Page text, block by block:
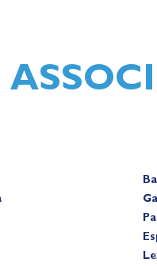
Jeux Olympiques